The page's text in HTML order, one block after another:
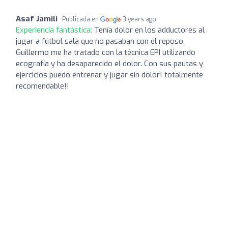
Asaf Jamili Publicada en 3 years ago
Experiencia fantástica: Tenía dolor en los adductores al
jugar a fútbol sala que no pasaban con el reposo.
Guillermo me ha tratado con la técnica EPI utilizando
ecografía y ha desaparecido el dolor. Con sus pautas y
ejercicios puedo entrenar y jugar sin dolor! totalmente
recomendable!!